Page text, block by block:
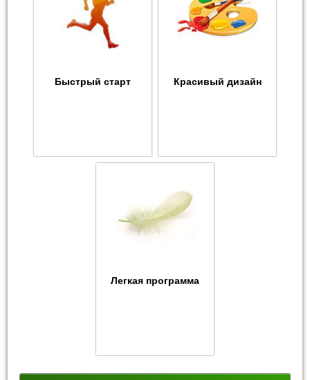
Быстрый старт Красивый дизайн
Легкая программа